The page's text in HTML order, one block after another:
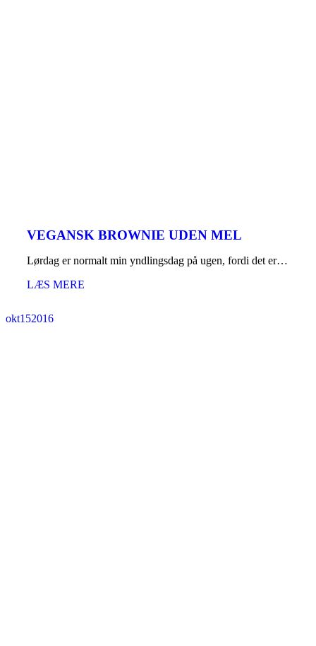
VEGANSK BROWNIE UDEN MEL
Lørdag er normalt min yndlingsdag på ugen, fordi det er…
LÆS MERE
okt152016